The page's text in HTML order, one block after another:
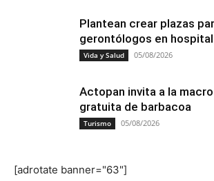
Plantean crear plazas
gerontólogos en
Vida y Salud 05/08/2026
Actopan invita a la
gratuita de barbacoa
Turismo 05/08/2026
[adrotate banner="63"]